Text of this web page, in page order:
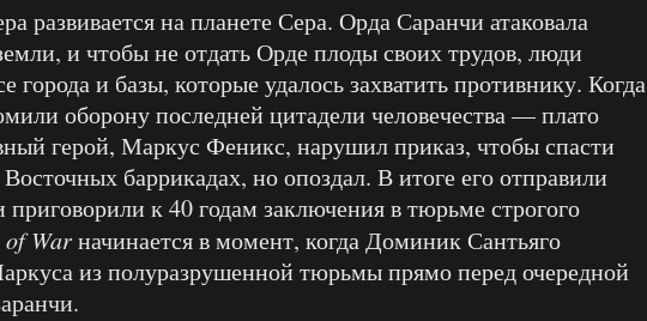
развивается на планете Сера. Орда Саранчи атаковала
и чтобы не отдать Орде плоды своих трудов, люди
города и базы, которые удалось захватить противнику. Когда
оборону последней цитадели человечества — плато
герой, Маркус Феникс, нарушил приказ, чтобы спасти
Восточных баррикадах, но опоздал. В итоге его отправили
приговорили к 40 годам заключения в тюрьме строгого
of Warначинается в момент, когда Доминик Сантьяго
из полуразрушенной тюрьмы прямо перед очередной